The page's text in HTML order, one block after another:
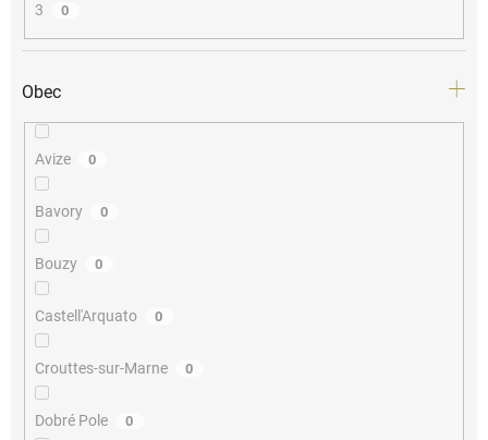
3 0
Obec
Avize 0
Bavory 0
Bouzy 0
Castell'Arquato 0
Crouttes-sur-Marne 0
Dobré Pole 0